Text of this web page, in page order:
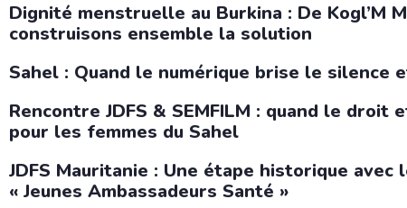
Dignité menstruelle au Burkina : De Kogl’M
construisons ensemble la solution
Sahel : Quand le numérique brise le silence
Rencontre JDFS & SEMFILM : quand le droit
pour les femmes du Sahel
JDFS Mauritanie : Une étape historique
« Jeunes Ambassadeurs Santé »